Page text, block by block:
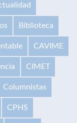
Biblioteca
CAVIME
CIMET
Columnistas
CPHS